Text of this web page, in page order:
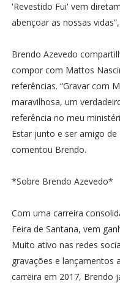
'Revestido Fui' vem
abençoar as nossas
Brendo Azevedo
compor com Mattos
referências. “Gravar com
maravilhosa, um
referência no meu
Estar junto e ser amigo
comentou Brendo.
*Sobre Brendo Azevedo*
Com uma carreira
Feira de Santana, vem
Muito ativo nas redes
gravações e lançamentos
carreira em 2017, Brendo